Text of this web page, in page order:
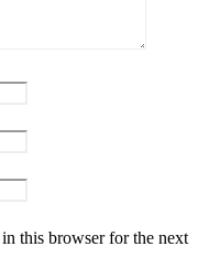
this browser for the next